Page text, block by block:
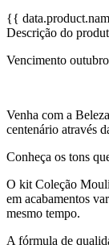
{{
Descrição do
Vencimento
Venha com a
centenário através
Conheça os tons
O kit Coleção
em acabamentos
mesmo tempo.
A fórmula de